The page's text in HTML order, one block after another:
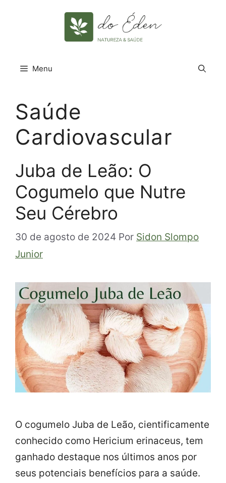
Menu
Saúde
Cardiovascular
Juba de Leão: O
Cogumelo que Nutre
Seu Cérebro
30 de agosto de 2024 Por Sidon Slompo
Junior
O cogumelo Juba de Leão, cientificamente
conhecido como Hericium erinaceus, tem
ganhado destaque nos últimos anos por
seus potenciais benefícios para a saúde.